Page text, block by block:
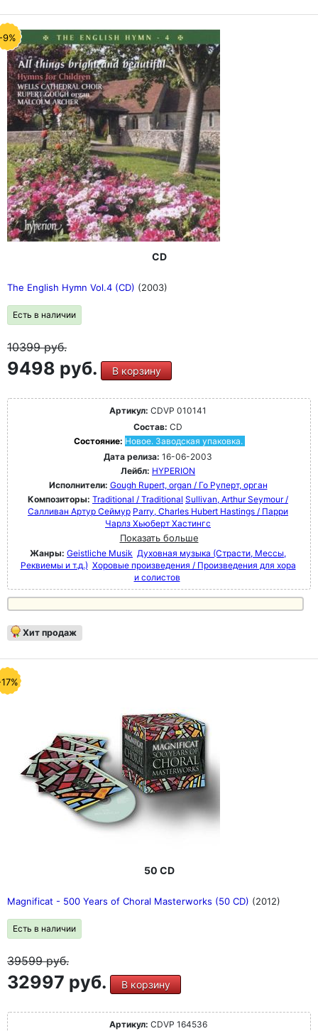
9%
CD
The English Hymn Vol.4 (CD) (2003)
Есть в наличии
10399руб.
9498 руб. В корзину
Артикул: CDVP 010141
Состав: CD
Состояние: Новое. Заводская упаковка.
Дата релиза: 16-06-2003
Лейбл: HYPERION
Исполнители: Gough Rupert, organ / Го Руперт, орган
Композиторы: Traditional / Traditional Sullivan, Arthur Seymour /
Салливан Артур Сеймур Parry, Charles Hubert Hastings / Парри
Чарлз Хьюберт Хастингс
Показать больше
Жанры: Geistliche Musik Духовная музыка (Страсти, Мессы,
Реквиемы и т.д.) Хоровые произведения / Произведения для хора
и солистов
Хит продаж
50 CD
Magnificat - 500 Years of Choral Masterworks (50 CD) (2012)
Есть в наличии
39599руб.
32997 руб. В корзину
Артикул: CDVP 164536